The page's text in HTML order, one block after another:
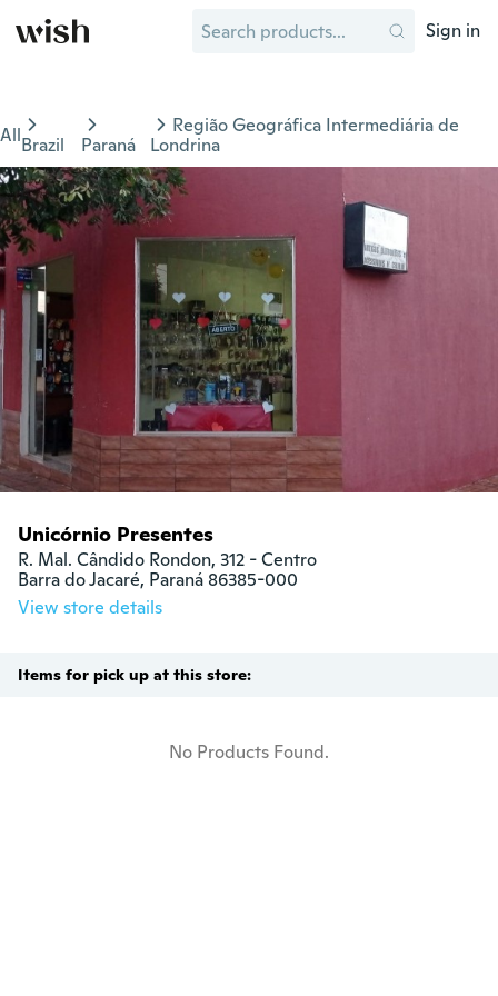
Sign in
AllBrazil Paraná
Região Geográfica Intermediária de
Londrina
Unicórnio Presentes
R. Mal. Cândido Rondon, 312 - Centro
Barra do Jacaré, Paraná 86385-000
View store details
Items for pick up at this store:
No Products Found.